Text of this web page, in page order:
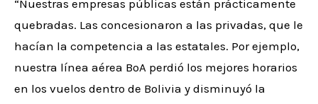
“Nuestras empresas públicas están prácticamente
quebradas. Las concesionaron a las privadas, que le
hacían la competencia a las estatales. Por ejemplo,
nuestra línea aérea BoA perdió los mejores horarios
en los vuelos dentro de Bolivia y disminuyó la